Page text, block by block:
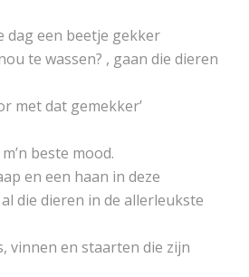
dag een beetje gekker
te wassen? , gaan die dieren
met dat gemekker’
beste mood.
en een haan in deze
die dieren in de allerleukste
vinnen en staarten die zijn